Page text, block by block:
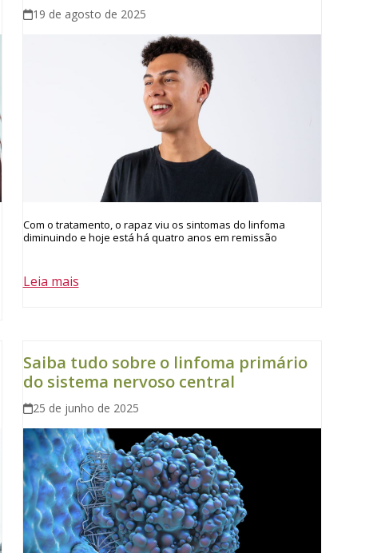
19 de agosto de 2025
Com o tratamento, o rapaz viu os sintomas do linfoma
diminuindo e hoje está há quatro anos em remissão
Leia mais
Saiba tudo sobre o linfoma primário
do sistema nervoso central
25 de junho de 2025